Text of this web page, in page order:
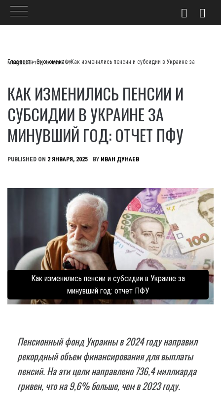
Главпост>Экономика>
Как изменились пенсии и субсидии в Украине за минувший год: отчет ПФУ
КАК ИЗМЕНИЛИСЬ ПЕНСИИ И
СУБСИДИИ В УКРАИНЕ ЗА
МИНУВШИЙ ГОД: ОТЧЕТ ПФУ
PUBLISHED ON 2 ЯНВАРЯ, 2025 BY ИВАН ДУНАЕВ
Как изменились пенсии и субсидии в Украине за
минувший год: отчет ПФУ
Пенсионный фонд Украины в 2024 году направил
рекордный объем финансирования для выплаты
пенсий. На эти цели направлено 736,4 миллиарда
гривен, что на 9,6% больше, чем в 2023 году.